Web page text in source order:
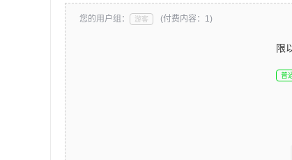
您的用户组： 游客 (付费内容：1)
限
普